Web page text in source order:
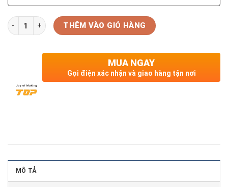
Số lượng THÊM VÀO GIỎ HÀNG
MUA NGAY
Gọi điện xác nhận và giao hàng tận nơi
MÔ TẢ